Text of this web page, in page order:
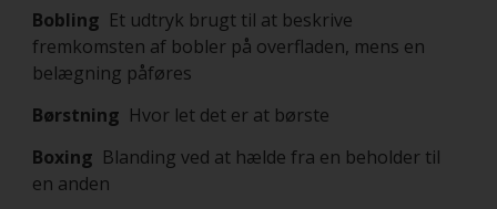
Bobling Et udtryk brugt til at beskrive
fremkomsten af bobler på overfladen, mens en
belægning påføres
Børstning Hvor let det er at børste
Boxing Blanding ved at hælde fra en beholder til
en anden